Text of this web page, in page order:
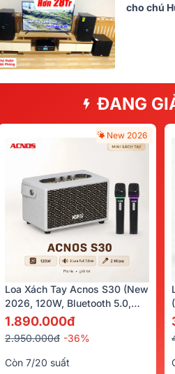
cho chú
ĐANG
New 2026
Loa Xách Tay Acnos S30 (New
2026, 120W, Bluetooth 5.0,
Kèm 2 Tay Micro)
1.890.000đ
2.950.000đ -36%
Còn 7/20 suất